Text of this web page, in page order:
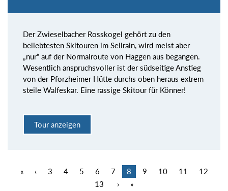
Der Zwieselbacher Rosskogel gehört zu den
beliebtesten Skitouren im Sellrain, wird meist aber
„nur“ auf der Normalroute von Haggen aus begangen.
Wesentlich anspruchsvoller ist der südseitige Anstieg
von der Pforzheimer Hütte durchs oben heraus extrem
steile Walfeskar. Eine rassige Skitour für Könner!
Tour anzeigen
« ‹ 3 4 5 6 7 8 9 10 11
12
13
› »